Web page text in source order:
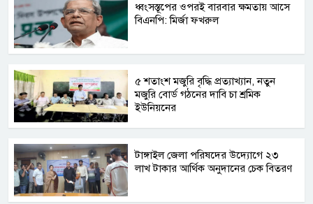
ধ্বংসস্তূপের ওপরই বারবার ক্ষমতায় আসে
বিএনপি: মির্জা ফখরুল
৫ শতাংশ মজুরি বৃদ্ধি প্রত্যাখ্যান, নতুন
মজুরি বোর্ড গঠনের দাবি চা শ্রমিক
ইউনিয়নের
টাঙ্গাইল জেলা পরিষদের উদ্যোগে ২৩
লাখ টাকার আর্থিক অনুদানের চেক বিতরণ